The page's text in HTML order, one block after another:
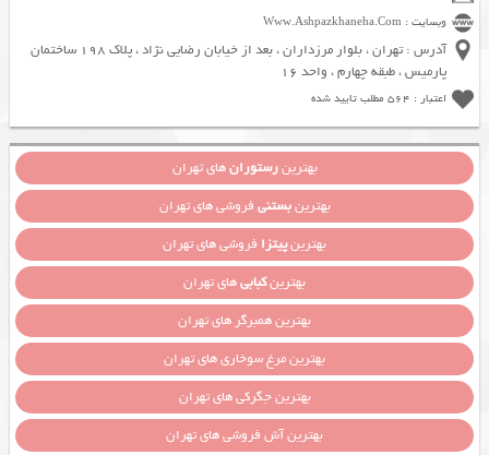
وبسایت : Www.Ashpazkhaneha.Com
آدرس : تهران ، بلوار مرزداران ، بعد از خیابان رضایی نژاد ، پلاک 198 ساختمان
پارمیس ، طبقه چهارم ، واحد 16
اعتبار : 564 مطلب تایید شده
بهترینرستورانهای تهران
بهترینبستنی فروشی های تهران
بهترینپیتزا فروشی های تهران
بهترینکبابیهای تهران
بهترین همبرگر های تهران
بهترین مرغ سوخاری های تهران
بهترین جگرکی های تهران
بهترین آش فروشی های تهران